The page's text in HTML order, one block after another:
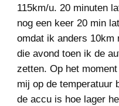
115km/u. 20 minuten
nog een keer 20 min
omdat ik anders 10km
die avond toen ik de
zetten. Op het
mij op de temperatuur
de accu is hoe lager